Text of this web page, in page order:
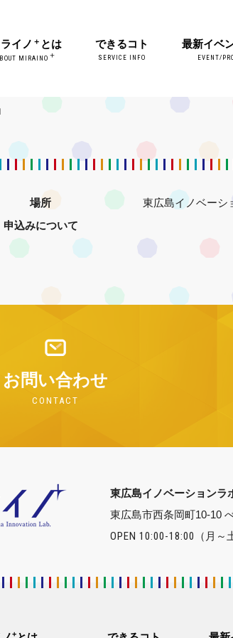
ライノ ＋ とは
MIRAINO ＋
できるコト
SERVICE INFO
最新イベ
EVENT/
場所
東広島イノベー
申込みについて
お問い合わせ
CONTACT
東広島イノベーション
東広島市西条岡町10-10
OPEN 10:00-18:00 （月～
+